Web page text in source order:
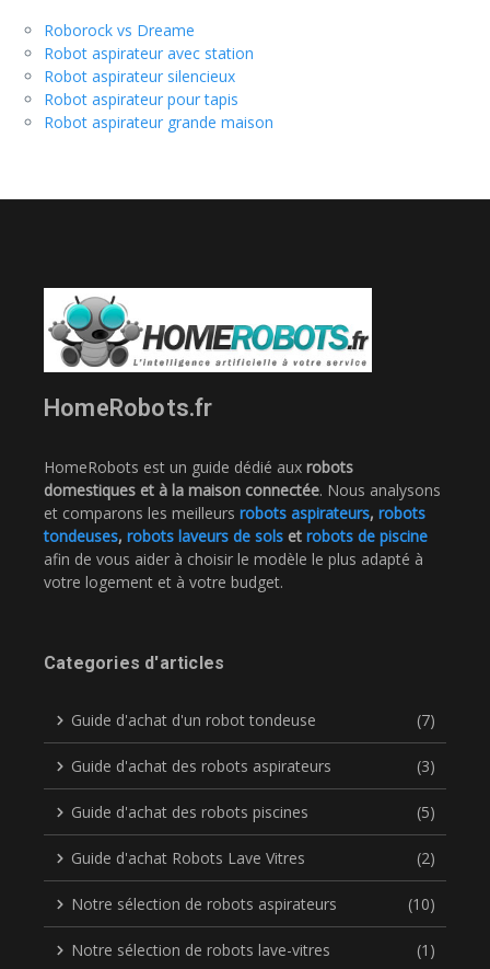
Roborock vs Dreame
Robot aspirateur avec station
Robot aspirateur silencieux
Robot aspirateur pour tapis
Robot aspirateur grande maison
HomeRobots.fr
HomeRobots est un guide dédié aux robots
domestiques et à la maison connectée. Nous analysons
et comparons les meilleurs robots aspirateurs, robots
tondeuses, robots laveurs de sols et robots de piscine
afin de vous aider à choisir le modèle le plus adapté à
votre logement et à votre budget.
Categories d'articles
Guide d'achat d'un robot tondeuse (7)
Guide d'achat des robots aspirateurs (3)
Guide d'achat des robots piscines (5)
Guide d'achat Robots Lave Vitres (2)
Notre sélection de robots aspirateurs (10)
Notre sélection de robots lave-vitres (1)